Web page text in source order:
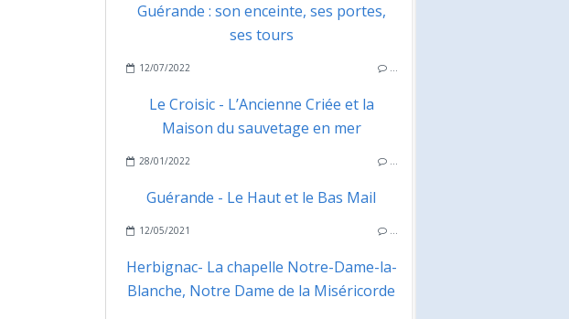
Guérande : son enceinte, ses portes,
ses tours
12/07/2022 …
Le Croisic - L’Ancienne Criée et la
Maison du sauvetage en mer
28/01/2022 …
Guérande - Le Haut et le Bas Mail
12/05/2021 …
Herbignac- La chapelle Notre-Dame-la-
Blanche, Notre Dame de la Miséricorde